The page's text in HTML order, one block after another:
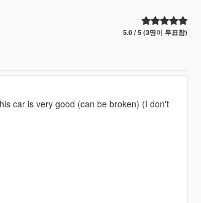
5.0 / 5 (3명이 투표함)
car is very good (can be broken) (I don't